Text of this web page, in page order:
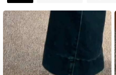
4.92